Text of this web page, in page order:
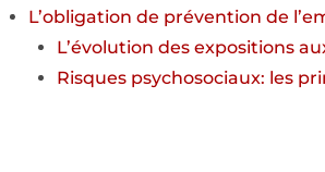
L’obligation de prévention de
L’évolution des expositions
Risques psychosociaux: les